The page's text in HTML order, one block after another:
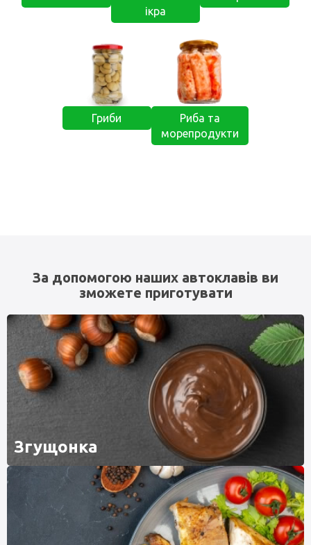
ікра
Гриби
Риба та
морепродукти
За допомогою наших автоклавів ви
зможете приготувати
Згущонка